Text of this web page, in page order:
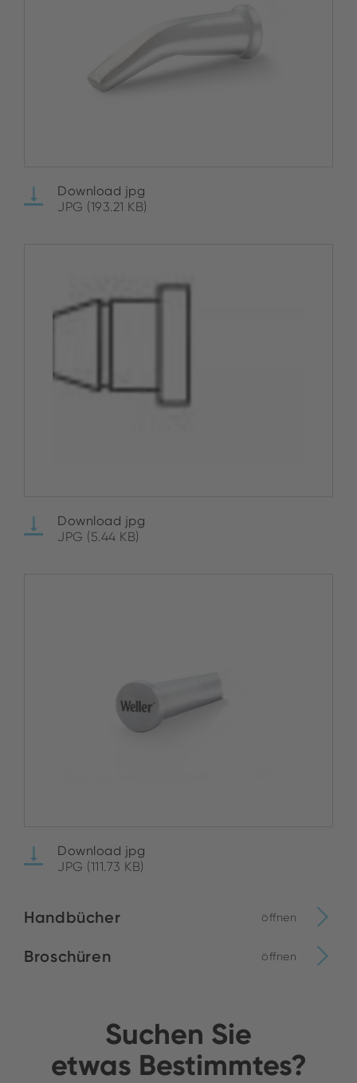
Download jpg
JPG (193.21 KB)
Download jpg
JPG (5.44 KB)
Download jpg
JPG (111.73 KB)
Handbücher öffnen
Broschüren öffnen
Suchen Sie
etwas Bestimmtes?